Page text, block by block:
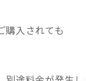
購入されても